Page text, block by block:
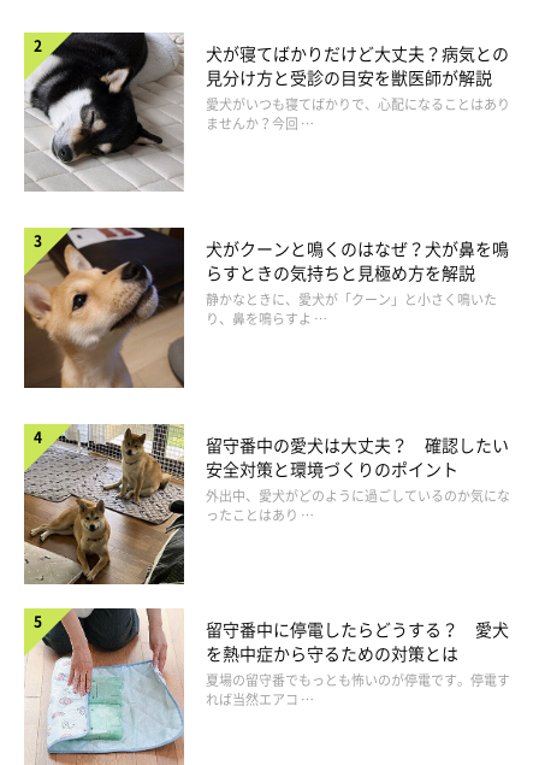
犬が寝てばかりだけど大丈夫？病気との
見分け方と受診の目安を獣医師が解説
愛犬がいつも寝てばかりで、心配になることはあり
ませんか？今回 …
犬がクーンと鳴くのはなぜ？犬が鼻を鳴
らすときの気持ちと見極め方を解説
静かなときに、愛犬が「クーン」と小さく鳴いた
り、鼻を鳴らすよ …
留守番中の愛犬は大丈夫？ 確認したい
安全対策と環境づくりのポイント
外出中、愛犬がどのように過ごしているのか気にな
ったことはあり …
留守番中に停電したらどうする？ 愛犬
を熱中症から守るための対策とは
夏場の留守番でもっとも怖いのが停電です。停電す
れば当然エアコ …